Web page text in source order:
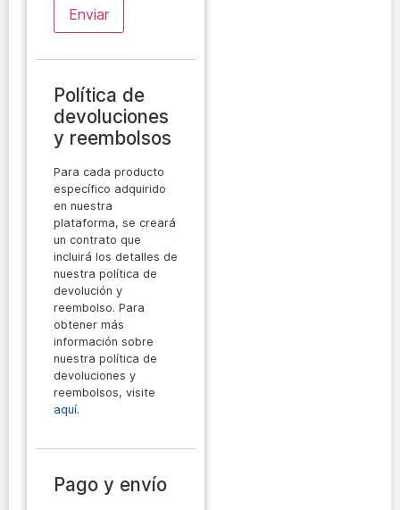
Política de
devoluciones
y reembolsos
Para cada producto
específico adquirido
en nuestra
plataforma, se creará
un contrato que
incluirá los detalles de
nuestra política de
devolución y
reembolso. Para
obtener más
información sobre
nuestra política de
devoluciones y
reembolsos, visite
aquí.
Pago y envío